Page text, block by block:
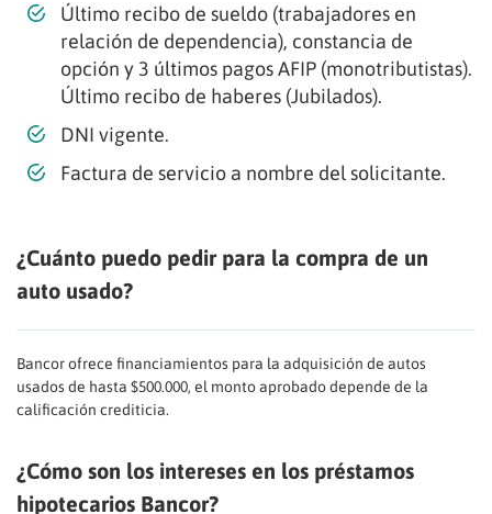
Último recibo de sueldo (trabajadores en
relación de dependencia), constancia de
opción y 3 últimos pagos AFIP (monotributistas).
Último recibo de haberes (Jubilados).
DNI vigente.
Factura de servicio a nombre del solicitante.
¿Cuánto puedo pedir para la compra de un
auto usado?
Bancor ofrece financiamientos para la adquisición de autos
usados de hasta $500.000, el monto aprobado depende de la
calificación crediticia.
¿Cómo son los intereses en los préstamos
hipotecarios Bancor?